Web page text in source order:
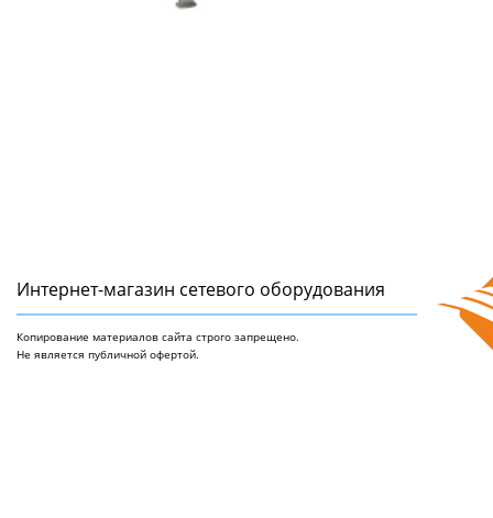
Интернет-магазин сетeвого оборудования
Копирование материалов сайта строго запрещено.
Не является публичной офертой.